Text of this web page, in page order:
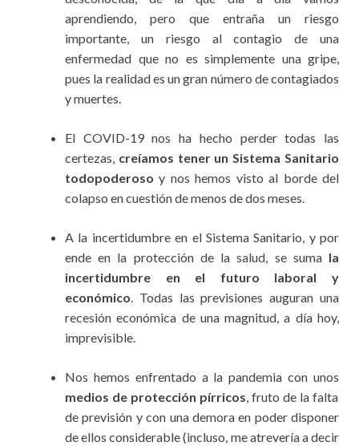
aprendiendo, pero que entraña un riesgo
importante, un riesgo al contagio de una
enfermedad que no es simplemente una gripe,
pues la realidad es un gran número de contagiados
y muertes.
El COVID-19 nos ha hecho perder todas las
certezas, creíamos tener un Sistema Sanitario
todopoderoso y nos hemos visto al borde del
colapso en cuestión de menos de dos meses.
A la incertidumbre en el Sistema Sanitario, y por
ende en la protección de la salud, se suma la
incertidumbre en el futuro laboral y
económico. Todas las previsiones auguran una
recesión económica de una magnitud, a día hoy,
imprevisible.
Nos hemos enfrentado a la pandemia con unos
medios de protección pírricos, fruto de la falta
de previsión y con una demora en poder disponer
de ellos considerable (incluso, me atrevería a decir